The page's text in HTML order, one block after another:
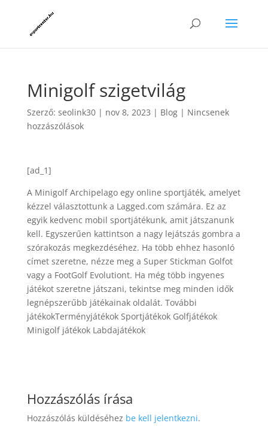
Minigolf szigetvilág
Szerző: seolink30| nov 8, 2023 | Blog| Nincsenek
hozzászólások
[ad_1]
A Minigolf Archipelago egy online sportjáték, amelyet
kézzel választottunk a Lagged.com számára. Ez az
egyik kedvenc mobil sportjátékunk, amit játszanunk
kell. Egyszerűen kattintson a nagy lejátszás gombra a
szórakozás megkezdéséhez. Ha több ehhez hasonló
címet szeretne, nézze meg a Super Stickman Golfot
vagy a FootGolf Evolutiont. Ha még több ingyenes
játékot szeretne játszani, tekintse meg minden idők
legnépszerűbb játékainak oldalát. További
játékokTerményjátékok Sportjátékok Golfjátékok
Minigolf játékok Labdajátékok
Hozzászólás írása
Hozzászólás küldéséhez be kell jelentkezni.